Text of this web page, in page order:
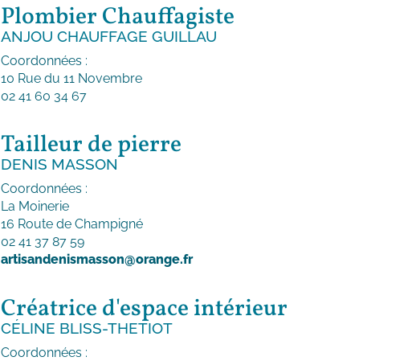
Plombier Chauffagiste
ANJOU CHAUFFAGE GUILLAU
Coordonnées :
10 Rue du 11 Novembre
02 41 60 34 67
Tailleur de pierre
DENIS MASSON
Coordonnées :
La Moinerie
16 Route de Champigné
02 41 37 87 59
artisandenismasson@orange.fr
Créatrice d'espace intérieur
CÉLINE BLISS-THETIOT
Coordonnées :